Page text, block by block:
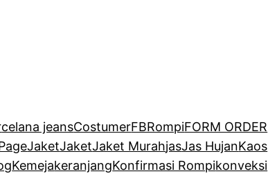
celana jeansCostumerFBRompiFORM ORDER
JaketJaketJaket MurahjasJas HujanKaos
KemejakeranjangKonfirmasi Rompikonveksi